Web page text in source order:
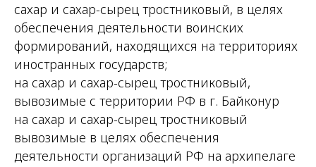
сахар и сахар-сырец тростниковый, в целях
обеспечения деятельности воинских
формирований, находящихся на территориях
иностранных государств;
на сахар и сахар-сырец тростниковый,
вывозимые с территории РФ в г. Байконур
на сахар и сахар-сырец тростниковый
вывозимые в целях обеспечения
деятельности организаций РФ на архипелаге